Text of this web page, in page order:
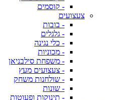
- קוסמים
צעצועים
- בובות
- גלגלים
- כלי נגינה
- מכוניות
- משפחת סילבניאן
- צעצועים מעץ
- שולחנות משחק
- שונות
- תינוקות ופעוטות